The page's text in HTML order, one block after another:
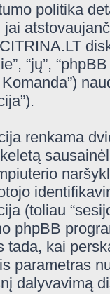
politika
“jų”,
renkama
(toliau
phpBB
tada, kai
parametras
dalyvavimą